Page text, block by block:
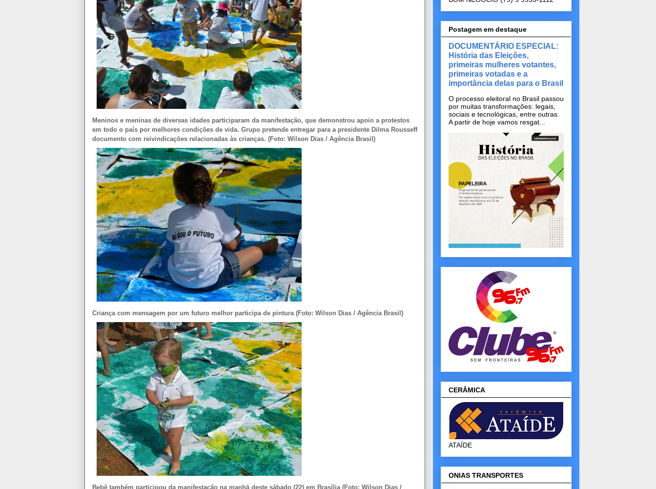
Meninos e meninas de diversas idades participaram da manifestação, que demonstrou apoio a protestos
em todo o país por melhores condições de vida. Grupo pretende entregar para a presidente Dilma Rousseff
documento com reivindicações relacionadas às crianças. (Foto: Wilson Dias / Agência Brasil)
Criança com mensagem por um futuro melhor participa de pintura (Foto: Wilson Dias / Agência Brasil)
Bebê também participou da manifestação na manhã deste sábado (22) em Brasília (Foto: Wilson Dias /
Postagem em destaque
DOCUMENTÁRIO ESPECIAL:
História das Eleições,
primeiras mulheres votantes,
primeiras votadas e a
importância delas para o Brasil
O processo eleitoral no Brasil passou
por muitas transformações: legais,
sociais e tecnológicas, entre outras.
A partir de hoje vamos resgat...
CERÂMICA
ATAÍDE
ONIAS TRANSPORTES